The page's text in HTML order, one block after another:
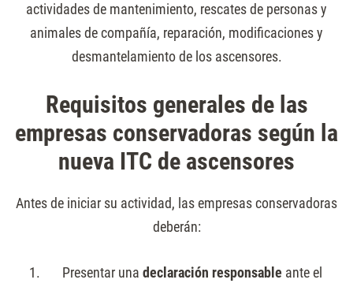
actividades de mantenimiento, rescates de personas y
animales de compañía, reparación, modificaciones y
desmantelamiento de los ascensores.
Requisitos generales de las
empresas conservadoras según la
nueva ITC de ascensores
Antes de iniciar su actividad, las empresas conservadoras
deberán:
Presentar una declaración responsable ante el